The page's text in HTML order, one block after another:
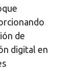
de
digital en